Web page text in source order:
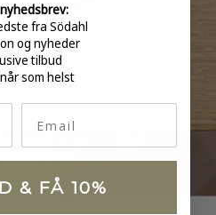
fra Södahl
og nyheder
tilbud
som helst
& FÅ 10%